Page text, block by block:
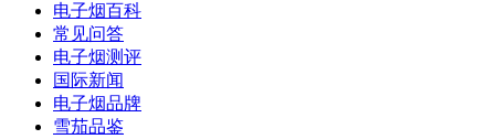
电子烟百科
常见问答
电子烟测评
国际新闻
电子烟品牌
雪茄品鉴